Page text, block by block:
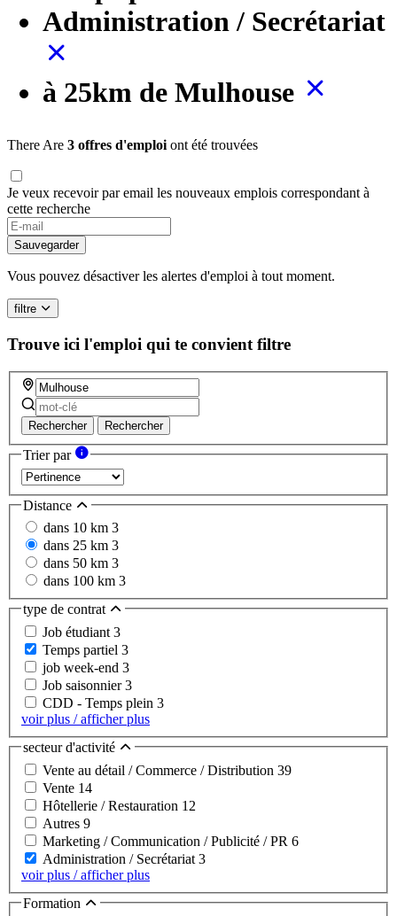
Administration / Secrétariat
à 25km de Mulhouse
There Are 3 offres d'emploi ont été trouvées
Je veux recevoir par email les nouveaux emplois correspondant à
cette recherche
If
you
are
a
human,
ignore
this
field
Sauvegarder
Vous pouvez désactiver les alertes d'emploi à tout moment.
filtre
Trouve ici l'emploi qui te convient filtre
Rechercher Rechercher
Trier par
Distance
dans 10 km 3
dans 25 km 3
dans 50 km 3
dans 100 km 3
type de contrat
Job étudiant 3
Temps partiel 3
job week-end 3
Job saisonnier3
CDD - Temps plein 3
voir plus / afficher plus
secteur d'activité
Vente au détail / Commerce / Distribution 39
Vente 14
Hôtellerie / Restauration 12
Autres 9
Marketing / Communication / Publicité / PR 6
Administration / Secrétariat 3
voir plus / afficher plus
Formation